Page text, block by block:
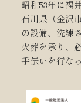
昭和53年に福
石川県（金沢
の設備、洗練
火葬を承り、
手伝いを行な